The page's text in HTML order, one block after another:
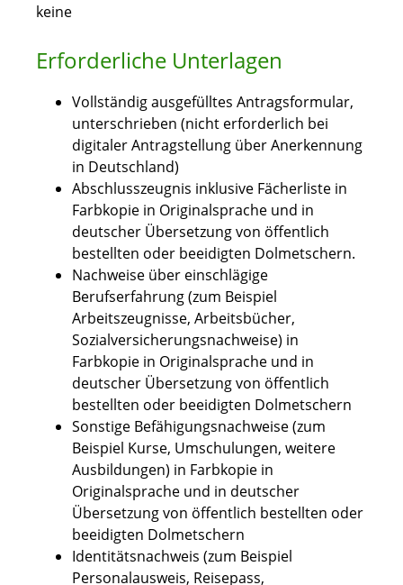
keine
Erforderliche Unterlagen
Vollständig ausgefülltes Antragsformular,
unterschrieben (nicht erforderlich bei
digitaler Antragstellung über Anerkennung
in Deutschland)
Abschlusszeugnis inklusive Fächerliste in
Farbkopie in Originalsprache und in
deutscher Übersetzung von öffentlich
bestellten oder beeidigten Dolmetschern.
Nachweise über einschlägige
Berufserfahrung (zum Beispiel
Arbeitszeugnisse, Arbeitsbücher,
Sozialversicherungsnachweise) in
Farbkopie in Originalsprache und in
deutscher Übersetzung von öffentlich
bestellten oder beeidigten Dolmetschern
Sonstige Befähigungsnachweise (zum
Beispiel Kurse, Umschulungen, weitere
Ausbildungen) in Farbkopie in
Originalsprache und in deutscher
Übersetzung von öffentlich bestellten oder
beeidigten Dolmetschern
Identitätsnachweis (zum Beispiel
Personalausweis, Reisepass,